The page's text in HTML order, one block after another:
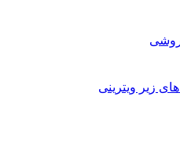
زیر ویترینی